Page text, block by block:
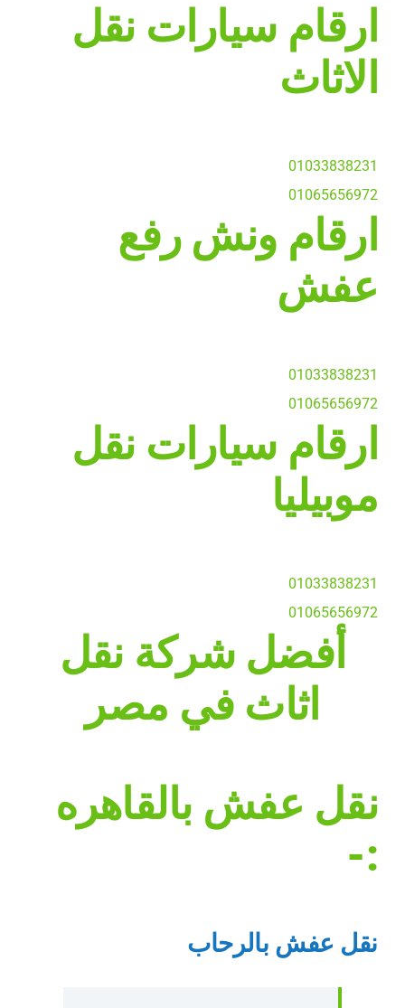
ارقام سيارات نقل
الاثاث
01033838231
01065656972
ارقام ونش رفع
عفش
01033838231
01065656972
ارقام سيارات نقل
موبيليا
01033838231
01065656972
أفضل شركة نقل
اثاث في مصر
نقل عفش بالقاهره
:-
نقل عفش بالرحاب